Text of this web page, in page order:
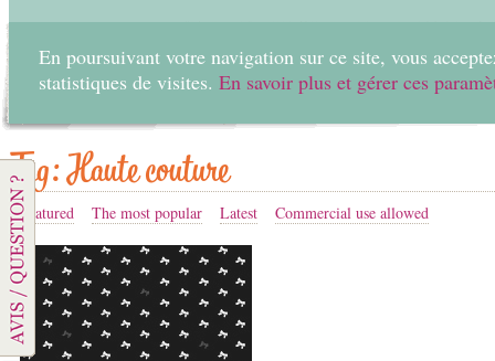
En poursuivant votre navigation sur ce site, vous
statistiques de visites. En savoir plus et gérer ces
Tag: Haute couture
Featured The most popular Latest Commercial use allowed